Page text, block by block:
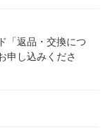
「返品・交換につ
申し込みくださ